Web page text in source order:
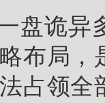
盘诡异
布局
占领全